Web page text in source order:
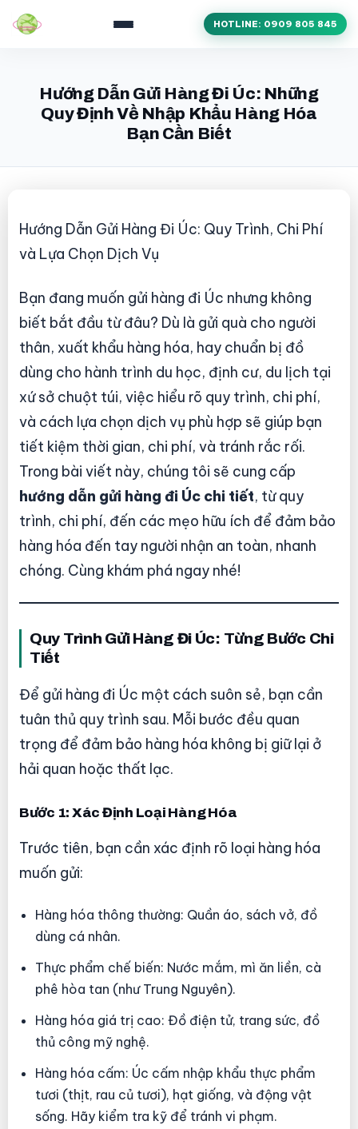
HOTLINE: 0909 805 845
Hướng Dẫn Gửi Hàng Đi Úc: Những
Quy Định Về Nhập Khẩu Hàng Hóa
Bạn Cần Biết
Hướng Dẫn Gửi Hàng Đi Úc: Quy Trình, Chi Phí
và Lựa Chọn Dịch Vụ
Bạn đang muốn gửi hàng đi Úc nhưng không
biết bắt đầu từ đâu? Dù là gửi quà cho người
thân, xuất khẩu hàng hóa, hay chuẩn bị đồ
dùng cho hành trình du học, định cư, du lịch tại
xứ sở chuột túi, việc hiểu rõ quy trình, chi phí,
và cách lựa chọn dịch vụ phù hợp sẽ giúp bạn
tiết kiệm thời gian, chi phí, và tránh rắc rối.
Trong bài viết này, chúng tôi sẽ cung cấp
hướng dẫn gửi hàng đi Úc chi tiết, từ quy
trình, chi phí, đến các mẹo hữu ích để đảm bảo
hàng hóa đến tay người nhận an toàn, nhanh
chóng. Cùng khám phá ngay nhé!
Quy Trình Gửi Hàng Đi Úc: Từng Bước Chi
Tiết
Để gửi hàng đi Úc một cách suôn sẻ, bạn cần
tuân thủ quy trình sau. Mỗi bước đều quan
trọng để đảm bảo hàng hóa không bị giữ lại ở
hải quan hoặc thất lạc.
Bước 1: Xác Định Loại Hàng Hóa
Trước tiên, bạn cần xác định rõ loại hàng hóa
muốn gửi:
Hàng hóa thông thường: Quần áo, sách vở, đồ
dùng cá nhân.
Thực phẩm chế biến: Nước mắm, mì ăn liền, cà
phê hòa tan (như Trung Nguyên).
Hàng hóa giá trị cao: Đồ điện tử, trang sức, đồ
thủ công mỹ nghệ.
Hàng hóa cấm: Úc cấm nhập khẩu thực phẩm
tươi (thịt, rau củ tươi), hạt giống, và động vật
sống. Hãy kiểm tra kỹ để tránh vi phạm.